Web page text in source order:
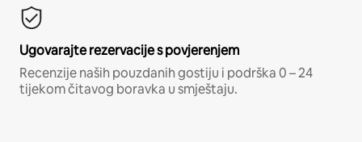
Ugovarajte rezervacije s povjerenjem
Recenzije naših pouzdanih gostiju i podrška 0 – 24
tijekom čitavog boravka u smještaju.